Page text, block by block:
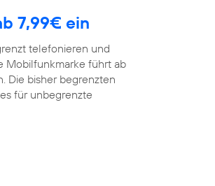
7,99€ ein
telefonieren und
Mobilfunkmarke führt ab
Die bisher begrenzten
für unbegrenzte